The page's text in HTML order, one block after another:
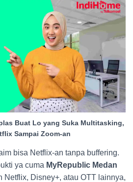
Buat Lo yang Suka Multitasking,
Sampai Zoom-an
bisa Netflix-an tanpa buffering.
ya cuma MyRepublic Medan
Netflix, Disney+, atau OTT lainnya,